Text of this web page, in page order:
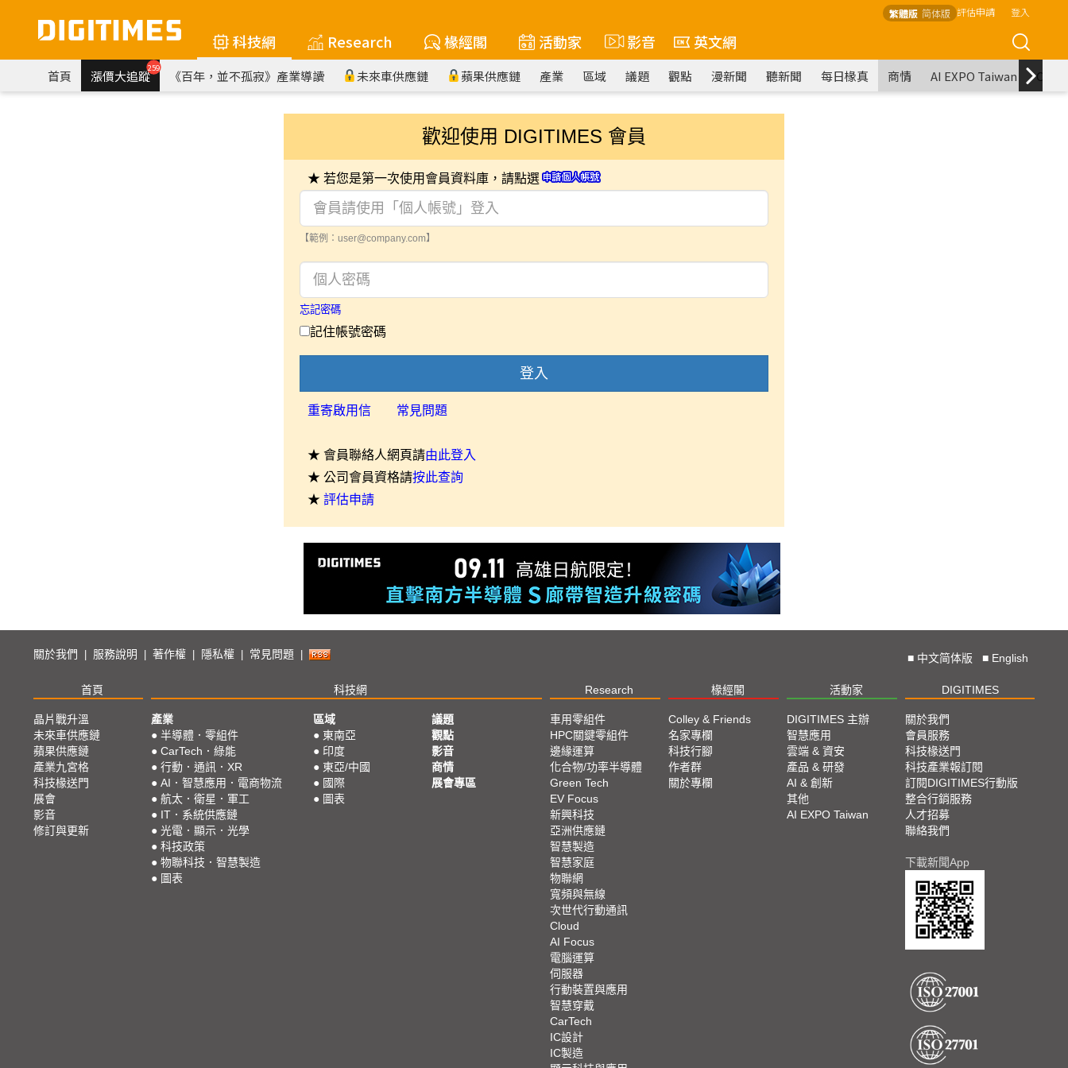
繁體版 简体版 評估申請 登入
科技網 Research 椽經閣 活動家 影音 英文網
首頁 漲價大追蹤259 《百年，並不孤寂》產業導讀 未來車供應鏈 蘋果供應鏈 產業 區域 議題 觀點 漫新聞 聽新聞 每日椽真 商情 AI EXPO Taiwan
歡迎使用 DIGITIMES 會員
★ 若您是第一次使用會員資料庫，請點選
【範例：user@company.com】
忘記密碼
記住帳號密碼
登入
重寄啟用信 常見問題
★ 會員聯絡人網頁請由此登入
★ 公司會員資格請按此查詢
★ 評估申請
關於我們 服務說明 著作權 隱私權 常見問題 ■ 中文简体版 ■ English
首頁 科技網 Research 椽經閣 活動家 DIGITIMES
晶片戰升溫
未來車供應鏈
蘋果供應鏈
產業九宮格
科技椽送門
展會
影音
修訂與更新
產業
● 半導體．零組件
● CarTech．綠能
● 行動．通訊．XR
● AI．智慧應用．電商物流
● 航太．衛星．軍工
● IT．系統供應鏈
● 光電．顯示．光學
● 科技政策
● 物聯科技．智慧製造
● 圖表
區域
● 東南亞
● 印度
● 東亞/中國
● 國際
● 圖表
議題
觀點
影音
商情
展會專區
車用零組件
HPC關鍵零組件
邊緣運算
化合物/功率半導體
Green Tech
EV Focus
新興科技
亞洲供應鏈
智慧製造
智慧家庭
物聯網
寬頻與無線
次世代行動通訊
Cloud
AI Focus
電腦運算
伺服器
行動裝置與應用
智慧穿戴
CarTech
IC設計
IC製造
Colley & Friends
名家專欄
科技行腳
作者群
關於專欄
DIGITIMES 主辦
智慧應用
雲端 & 資安
產品 & 研發
AI & 創新
其他
AI EXPO Taiwan
關於我們
會員服務
科技椽送門
科技產業報訂閱
訂閱DIGITIMES行動版
整合行銷服務
人才招募
聯絡我們
下載新聞App